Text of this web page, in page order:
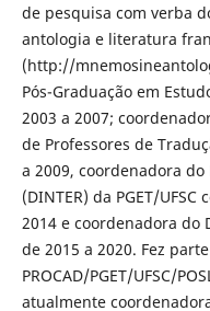
de pesquisa com verba
antologia e literatura
(http://
Pós-Graduação em
2003 a 2007;
de Professores de
a 2009, coordenadora
(DINTER) da PGET/UFSC
2014 e coordenadora do
de 2015 a 2020. Fez
PROCAD/PGET/UFSC/
atualmente coordenadora